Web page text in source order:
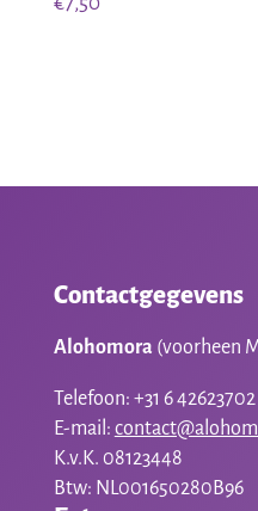
Contactgegevens
Alohomora (voorheen
Telefoon: +31 6 42623702
E-mail:
K.v.K. 08123448
Btw: NL001650280B96